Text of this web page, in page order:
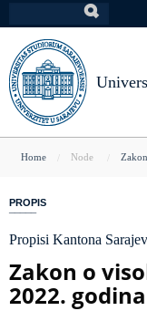
to
main
content
You
here
Home Node
PROPIS
Propisi Kantona
Zakon o
2022. godina